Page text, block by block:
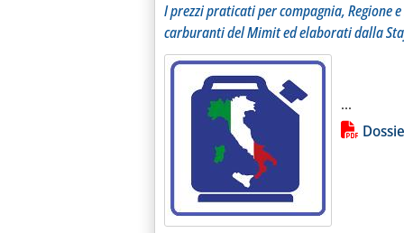
I prezzi praticati per compagnia, Regione
carburanti del Mimit ed elaborati dalla
...
Lista allegati PDF alla